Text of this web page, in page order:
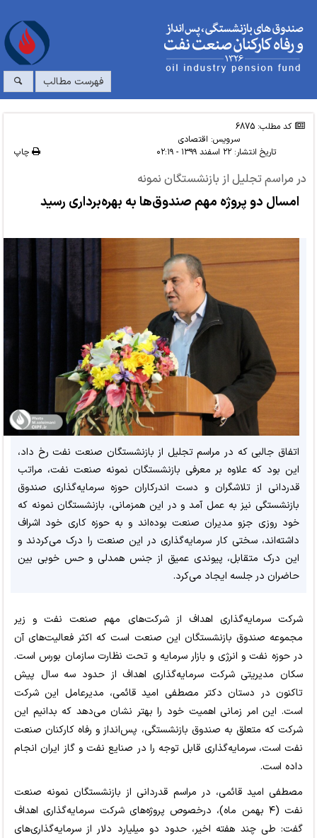
فهرست مطالب
کد مطلب: 6875
سرویس: اقتصادی
تاریخ انتشار:۲۲ اسفند ۱۳۹۹ - ۰۲:۱۹ چاپ
در مراسم تجلیل از بازنشستگان نمونه
امسال دو پروژه مهم صندوق‌ها به بهره‌برداری رسید
اتفاق جالبی که در مراسم تجلیل از بازنشستگان صنعت نفت رخ داد،
این بود که علاوه بر معرفی بازنشستگان نمونه صنعت نفت، مراتب
قدردانی از تلاشگران و دست اندرکاران حوزه سرمایه‌گذاری صندوق
بازنشستگی نیز به عمل آمد و در این همزمانی، بازنشستگان نمونه که
خود روزی جزو مدیران صنعت بوده‌اند و به حوزه کاری خود اشراف
داشته‌اند، سختی کار سرمایه‌گذاری در این صنعت را درک می‌کردند و
این درک متقابل، پیوندی عمیق از جنس همدلی و حس خوبی بین
حاضران در جلسه ایجاد می‌کرد.
شرکت سرمایه‌گذاری اهداف از شرکت‌های مهم صنعت نفت و زیر
مجموعه صندوق بازنشستگان این صنعت است که اکثر فعالیت‌های آن
در حوزه نفت و انرژی و بازار سرمایه و تحت نظارت سازمان بورس است.
سکان مدیریتی شرکت سرمایه‌گذاری اهداف از حدود سه سال پیش
تاکنون در دستان دکتر مصطفی امید قائمی، مدیرعامل این شرکت
است. این امر زمانی اهمیت خود را بهتر نشان می‌دهد که بدانیم این
شرکت که متعلق به صندوق بازنشستگی، پس‌انداز و رفاه کارکنان صنعت
نفت است، سرمایه‌گذاری قابل توجه را در صنایع نفت و گاز ایران انجام
داده است.
مصطفی امید قائمی، در مراسم قدردانی از بازنشستگان نمونه صنعت
نفت (۴ بهمن ماه)، درخصوص پروژه‌های شرکت سرمایه‌گذاری اهداف
گفت: طی چند هفته اخیر، حدود دو میلیارد دلار از سرمایه‌گذاری‌های